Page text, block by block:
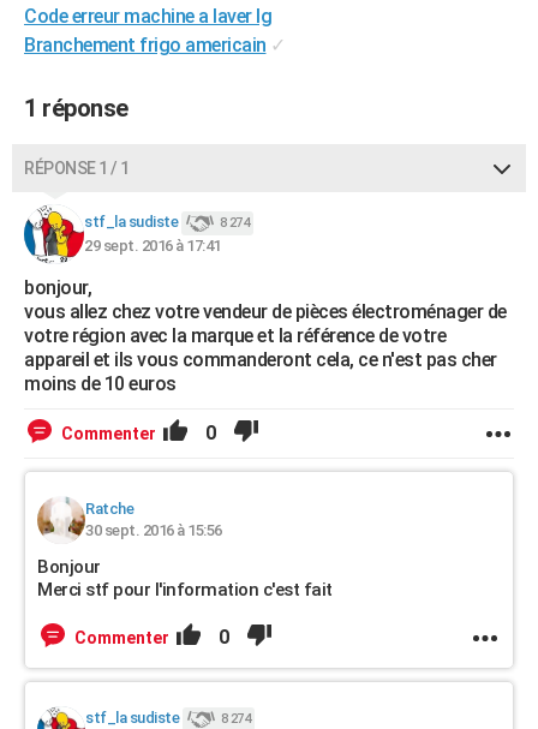
BONS PLANS
Carte de Noël
Carte Bonne année
Carte Saint-Valentin
Carte Pâques
Carte d'anniversaire
DICTIONNAIRE
Dictionnaire
Biographies
Citations
Expressions
Proverbes
PROGRAMME TV
COPAINS D'AVANT
S'inscrire
Se connecter
Lycées
Collèges
Primaires
Universités
Entreprises
Service militaire
Avis de recherche
AVIS DE DÉCÈS
FORUM
Bricolage
Lifestyle
Culture
Sport
Auto
Television
Voyage
Cinema
Code erreur machine a laver lg
Branchement frigo americain ✓
1 réponse
RÉPONSE 1 / 1
stf_la sudiste 8 274
29 sept. 2016 à 17:41
bonjour,
vous allez chez votre vendeur de pièces électroménager de
votre région avec la marque et la référence de votre
appareil et ils vous commanderont cela, ce n'est pas cher
moins de 10 euros
Commenter 0
Ratche
30 sept. 2016 à 15:56
Bonjour
Merci stf pour l'information c'est fait
Commenter 0
stf_la sudiste 8 274